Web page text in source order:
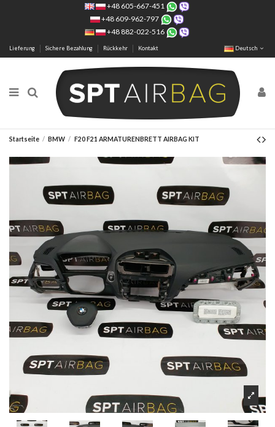
+48 605-667-451
+48 609-962-797
+48 882-022-516
Lieferung Sichere Bezahlung Rückkehr Kontakt Deutsch
Startseite BMW F20 F21 ARMATURENBRETT AIRBAG KIT